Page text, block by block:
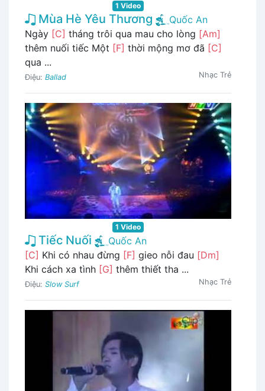
1 Video
Mùa Hè Yêu Thương
Quốc An
Ngày [C] tháng trôi qua mau cho lòng [Am]
thêm nuối tiếc Một [F] thời mộng mơ đã [C]
qua ...
Điệu: Ballad Nhạc Trẻ
1 Video
Tiếc Nuối
Quốc An
[C] Khi có nhau đừng [F] gieo nỗi đau [Dm]
Khi cách xa tình [G] thêm thiết tha ...
Điệu: Slow Surf Nhạc Trẻ